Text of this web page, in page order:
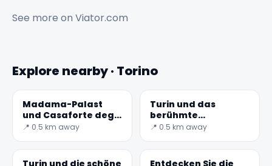
See more on Viator.com
Explore nearby · Torino
Madama-Palast
und Casaforte degli
Acaja - Geheime
📍 0.5 km away
Turin und das
berühmte
Erfrischungsgetränk
📍 0.5 km away